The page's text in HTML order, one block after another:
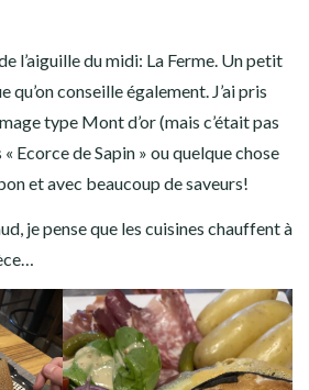
l’aiguille du midi: La Ferme. Un petit
conseille également. J’ai pris
type Mont d’or (mais c’était pas
Ecorce de Sapin » ou quelque chose
et avec beaucoup de saveurs!
je pense que les cuisines chauffent à